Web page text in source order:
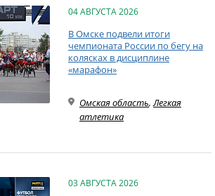
04 АВГУСТА 2026
В Омске подвели итоги
чемпионата России по бегу на
колясках в дисциплине
«марафон»
Омская область,Легкая
атлетика
03 АВГУСТА 2026